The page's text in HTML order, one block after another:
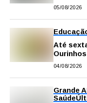
05/08/2026
Até
04/08/2026
Grande
Saúde